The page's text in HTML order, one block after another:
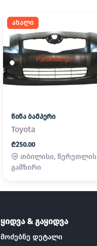
ახალი
წინა ბამპერი
Toyota
₾250.00
თბილისი, წერეთლის
გამზირი
ყიდვა & გაყიდვა
მოძებნე დეტალი